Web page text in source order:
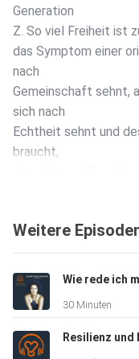
Generation
Z. So viel Freiheit ist
das Symptom einer
nach
Gemeinschaft sehnt,
sich nach
Echtheit sehnt und
braucht,
aber haben will, weil
erschienenes Buch
den Rahmen
für die Frage nach
wir in einer
Zeit der kompletten
Überforderung nach ihm
Weitere
30 Minuten